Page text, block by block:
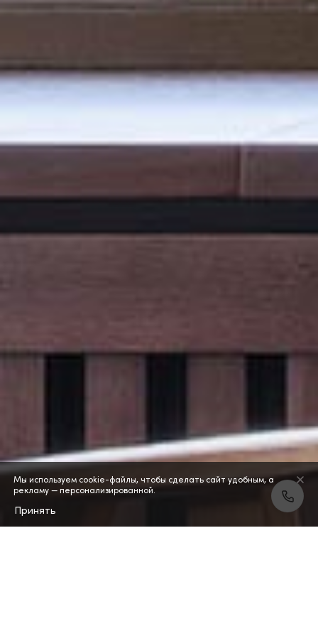
Мы используем cookie-файлы, чтобы сделать сайт удобным, а
рекламу — персонализированной.
Принять